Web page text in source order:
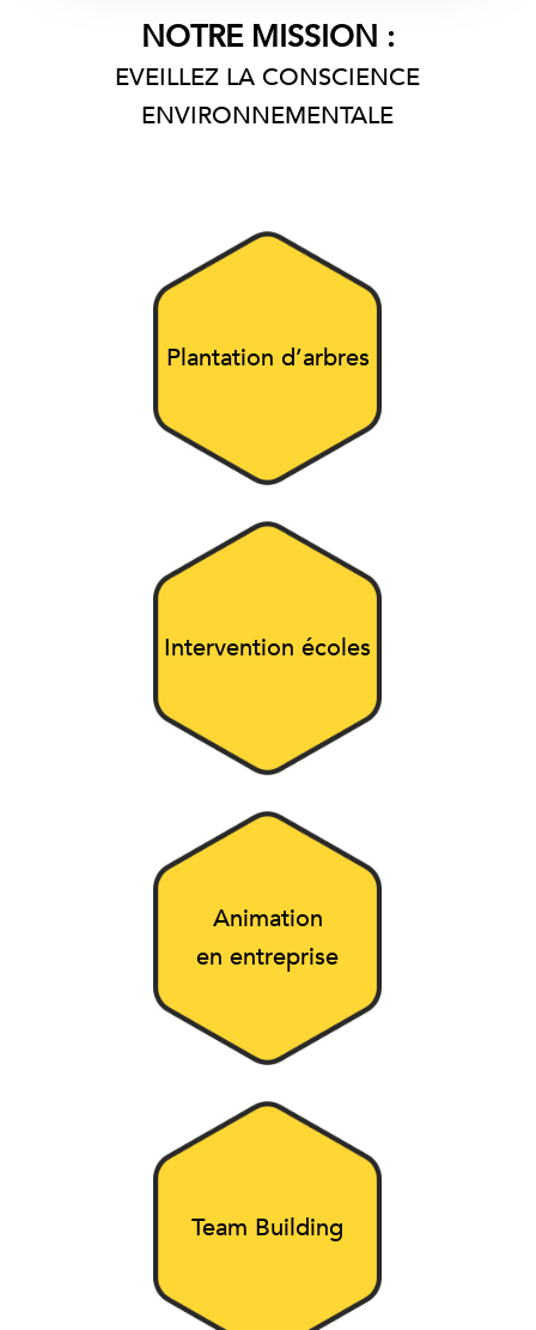
NOTRE MISSION :
EVEILLEZ LA CONSCIENCE
ENVIRONNEMENTALE
Plantation d’arbres
Intervention écoles
Animation
en entreprise
Team Building